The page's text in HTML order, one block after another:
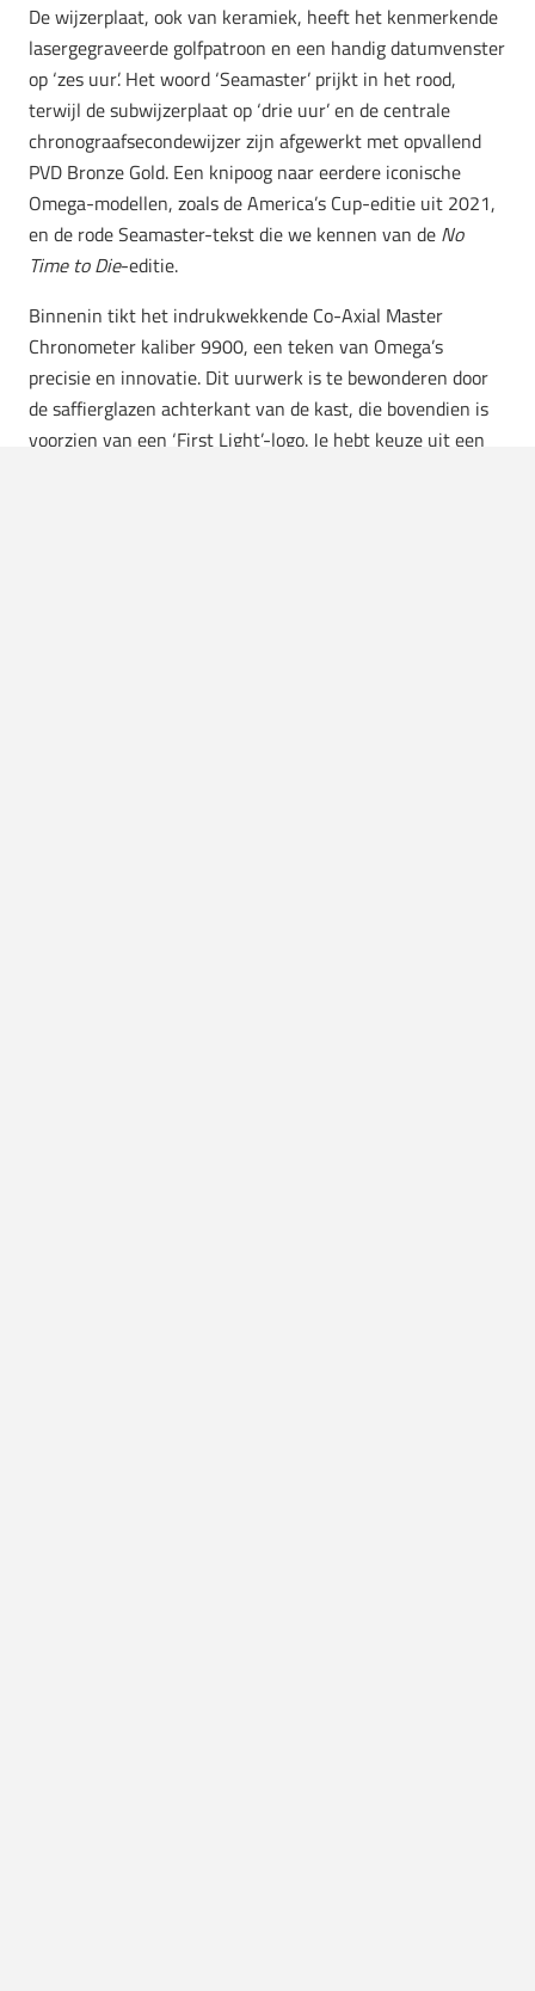
De wijzerplaat, ook van keramiek, heeft het kenmerkende
lasergegraveerde golfpatroon en een handig datumvenster
op ‘zes uur’. Het woord ‘Seamaster’ prijkt in het rood,
terwijl de subwijzerplaat op ‘drie uur’ en de centrale
chronograafsecondewijzer zijn afgewerkt met opvallend
PVD Bronze Gold. Een knipoog naar eerdere iconische
Omega-modellen, zoals de America’s Cup-editie uit 2021,
en de rode Seamaster-tekst die we kennen van de No
Time to Die-editie.
Binnenin tikt het indrukwekkende Co-Axial Master
Chronometer kaliber 9900, een teken van Omega’s
precisie en innovatie. Dit uurwerk is te bewonderen door
de saffierglazen achterkant van de kast, die bovendien is
voorzien van een ‘First Light’-logo. Je hebt keuze uit een